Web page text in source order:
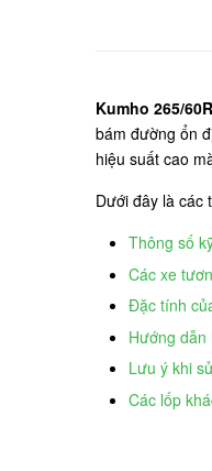
Kumho 265/
bám đường ổn
hiệu suất cao
Dưới đây là các
Thông số
Các xe
Đặc tính
Hướng dẫn
Lưu ý khi
Các lốp